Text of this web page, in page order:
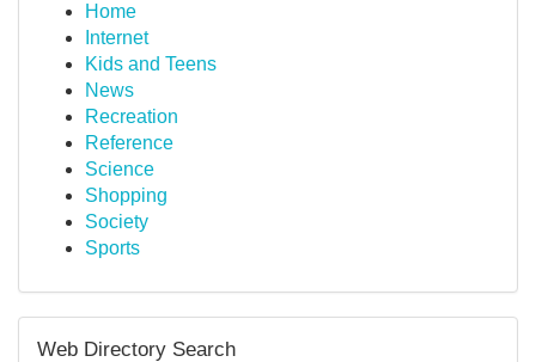
Home
Internet
Kids and Teens
News
Recreation
Reference
Science
Shopping
Society
Sports
Web Directory Search